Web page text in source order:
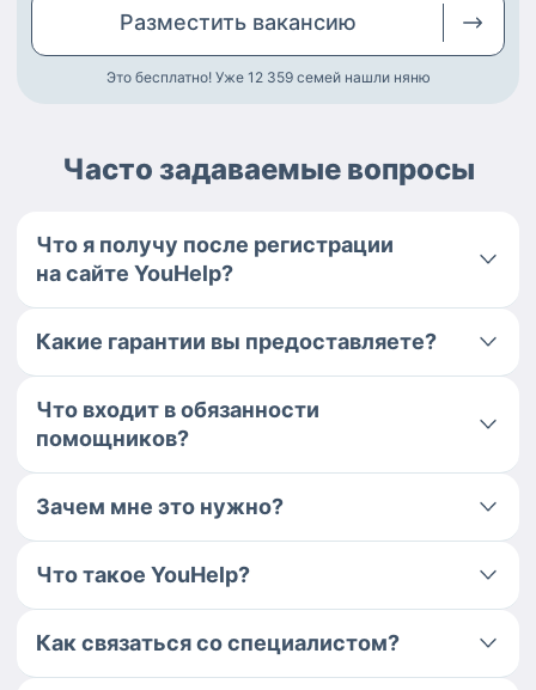
Разместить вакансию
Это бесплатно! Уже 12 359 семей нашли няню
Часто задаваемые вопросы
Что я получу после регистрации
на сайте YouHelp?
Какие гарантии вы предоставляете?
Что входит в обязанности
помощников?
Зачем мне это нужно?
Что такое YouHelp?
Как связаться со специалистом?